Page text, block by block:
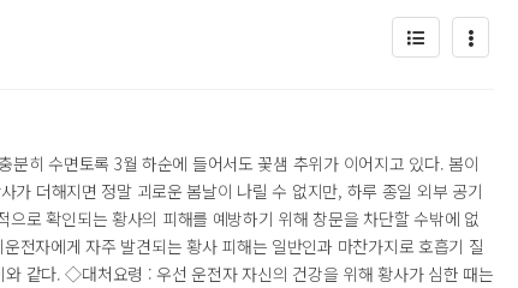
히 수면토록 3월 하순에 들어서도 꽃샘 추위가 이어지고 있다. 봄이
가 더해지면 정말 괴로운 봄날이 나릴 수 없지만, 하루 종일 외부 공기
로 확인되는 황사의 피해를 예방하기 위해 창문을 차단할 수밖에 없
전자에게 자주 발견되는 황사 피해는 일반인과 마찬가지로 호흡기 질
같다. ◇대처요령 : 우선 운전자 자신의 건강을 위해 황사가 심한 때는